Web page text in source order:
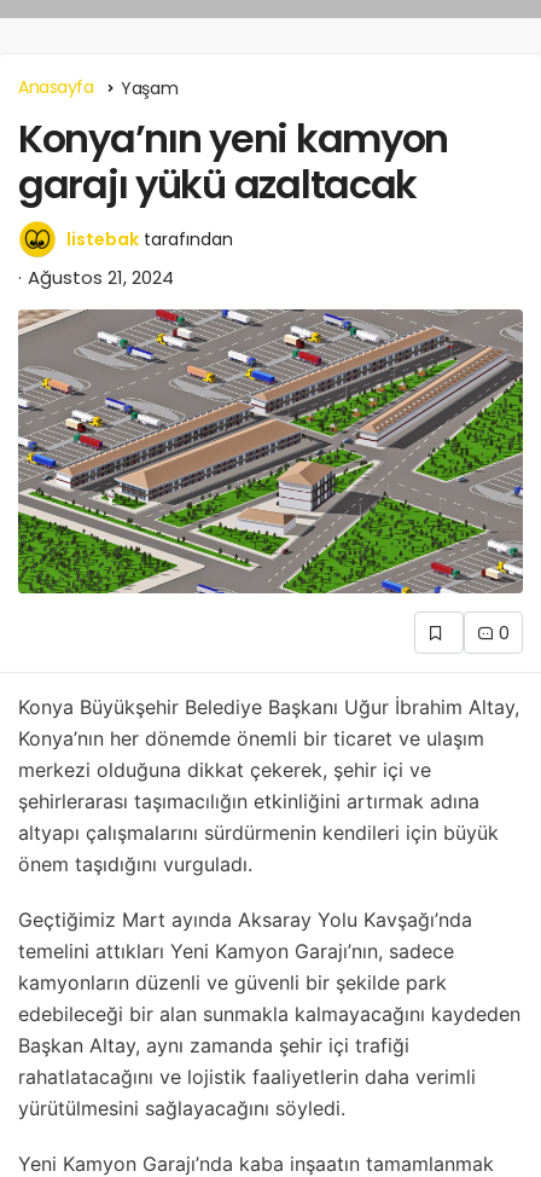
Anasayfa Yaşam
Konya’nın yeni kamyon
garajı yükü azaltacak
listebak tarafından
Ağustos 21, 2024
0
Konya Büyükşehir Belediye Başkanı Uğur İbrahim Altay,
Konya’nın her dönemde önemli bir ticaret ve ulaşım
merkezi olduğuna dikkat çekerek, şehir içi ve
şehirlerarası taşımacılığın etkinliğini artırmak adına
altyapı çalışmalarını sürdürmenin kendileri için büyük
önem taşıdığını vurguladı.
Geçtiğimiz Mart ayında Aksaray Yolu Kavşağı’nda
temelini attıkları Yeni Kamyon Garajı’nın, sadece
kamyonların düzenli ve güvenli bir şekilde park
edebileceği bir alan sunmakla kalmayacağını kaydeden
Başkan Altay, aynı zamanda şehir içi trafiği
rahatlatacağını ve lojistik faaliyetlerin daha verimli
yürütülmesini sağlayacağını söyledi.
Yeni Kamyon Garajı’nda kaba inşaatın tamamlanmak